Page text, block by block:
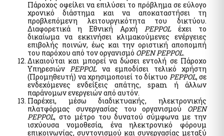
Πάροχος οφείλει να επιλύσει το πρόβλημα σε εύλογο
χρονικό διάστημα και να αποκαταστήσει τη
προβλεπόμενη λειτουργικότητα του δικτύου.
Διαφορετικά η Εθνική Αρχή PEPPOLέχει το
δικαίωμα να εκκινήσει κλιμακούμενες ενέργειες
επιβολής ποινών, έως και την οριστική αποπομπή
του παρόχου από τον οργανισμό OPENPEPPOL.
Δικαιούται και μπορεί να δώσει εντολή σε Πάροχο
ΥπηρεσιώνPEPPOLνα εμποδίσει τελικό χρήστη
(Προμηθευτή) να χρησιμοποιεί το δίκτυο PEPPOL, σε
ενδεχόμενες ενδείξεις απάτης, spam ή άλλων
παράνομων ενεργειών από αυτόν.
Παρέχει, μέσω διαδικτυακής, ηλεκτρονικής
πλατφόρμας συνεργασίας του οργανισμού OPEN
PEPPOL, στο μέτρο του δυνατού σύμφωνα με την
ισχύουσα νομοθεσία, ένα ηλεκτρονικό φόρουμ
επικοινωνίας, συντονισμού και συνεργασίας μεταξύ